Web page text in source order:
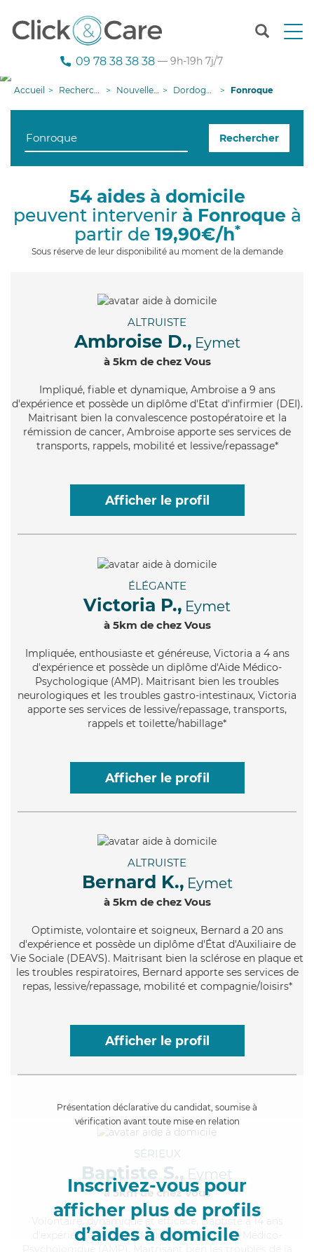
T
n
g
i
09 78 38 38 38 — 9h-19h 7j/7
Accueil Recherche aide à domicile Nouvelle-Aquitaine Dordogne Fonroque
Rechercher
54 aides à domicile
peuvent intervenir à Fonroque à
partir de 19,90€/h*
Sous réserve de leur disponibilité au moment de la demande
ALTRUISTE
Ambroise D., Eymet
à 5km de chez Vous
Impliqué, fiable et dynamique, Ambroise a 9 ans
d'expérience et possède un diplôme d'Etat d'infirmier (DEI).
Maitrisant bien la convalescence postopératoire et la
rémission de cancer, Ambroise apporte ses services de
transports, rappels, mobilité et lessive/repassage*
Afficher le profil
ÉLÉGANTE
Victoria P., Eymet
à 5km de chez Vous
Impliquée, enthousiaste et généreuse, Victoria a 4 ans
d'expérience et possède un diplôme d'Aide Médico-
Psychologique (AMP). Maitrisant bien les troubles
neurologiques et les troubles gastro-intestinaux, Victoria
apporte ses services de lessive/repassage, transports,
rappels et toilette/habillage*
Afficher le profil
ALTRUISTE
Bernard K., Eymet
à 5km de chez Vous
Optimiste, volontaire et soigneux, Bernard a 20 ans
d'expérience et possède un diplôme d'État d'Auxiliaire de
Vie Sociale (DEAVS). Maitrisant bien la sclérose en plaque et
les troubles respiratoires, Bernard apporte ses services de
repas, lessive/repassage, mobilité et compagnie/loisirs*
Afficher le profil
Présentation déclarative du candidat, soumise à
vérification avant toute mise en relation
Inscrivez-vous pour
afficher plus de profils
d’aides à domicile
SÉRIEUX
Baptiste S., Eymet
à 5km de chez Vous
, dynamique et efficace, Baptiste a 14 ans
d'expérience et possède un diplôme d'Aide Médico-